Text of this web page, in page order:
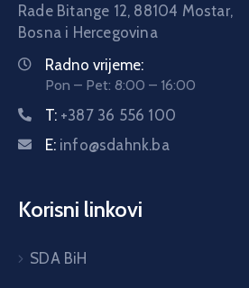
Rade Bitange 12, 88104 Mostar,
Bosna i Hercegovina
Radno vrijeme:
Pon – Pet: 8:00 – 16:00
T: +387 36 556 100
E: info@sdahnk.ba
Korisni linkovi
SDA BiH